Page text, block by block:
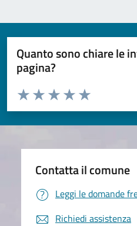
Quanto sono chiare le
pagina?
Valuta da 1 a 5 stelle la pagina
Valuta 5 stelle
Valuta 4 stelle su 5
Valuta 3 stelle su 5
Valuta 2 stelle su 5
Valuta 1 stelle su 5
Contatta il comune
Leggi le domande
Richiedi assistenza